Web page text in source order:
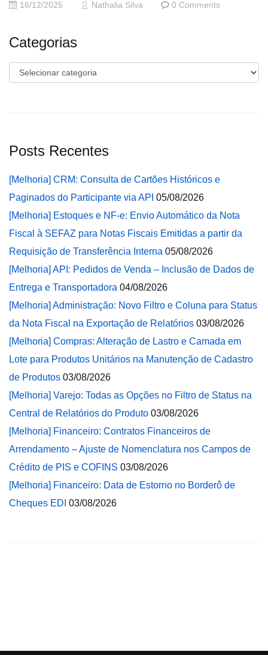
16/12/2025 Nathalia Silva 0 Comments
Categorias
Categorias
Posts Recentes
[Melhoria] CRM: Consulta de Cartões Históricos e
Paginados do Participante via API 05/08/2026
[Melhoria] Estoques e NF-e: Envio Automático da Nota
Fiscal à SEFAZ para Notas Fiscais Emitidas a partir da
Requisição de Transferência Interna 05/08/2026
[Melhoria] API: Pedidos de Venda – Inclusão de Dados de
Entrega e Transportadora 04/08/2026
[Melhoria] Administração: Novo Filtro e Coluna para Status
da Nota Fiscal na Exportação de Relatórios 03/08/2026
[Melhoria] Compras: Alteração de Lastro e Camada em
Lote para Produtos Unitários na Manutenção de Cadastro
de Produtos 03/08/2026
[Melhoria] Varejo: Todas as Opções no Filtro de Status na
Central de Relatórios do Produto 03/08/2026
[Melhoria] Financeiro: Contratos Financeiros de
Arrendamento – Ajuste de Nomenclatura nos Campos de
Crédito de PIS e COFINS 03/08/2026
[Melhoria] Financeiro: Data de Estorno no Borderô de
Cheques EDI 03/08/2026